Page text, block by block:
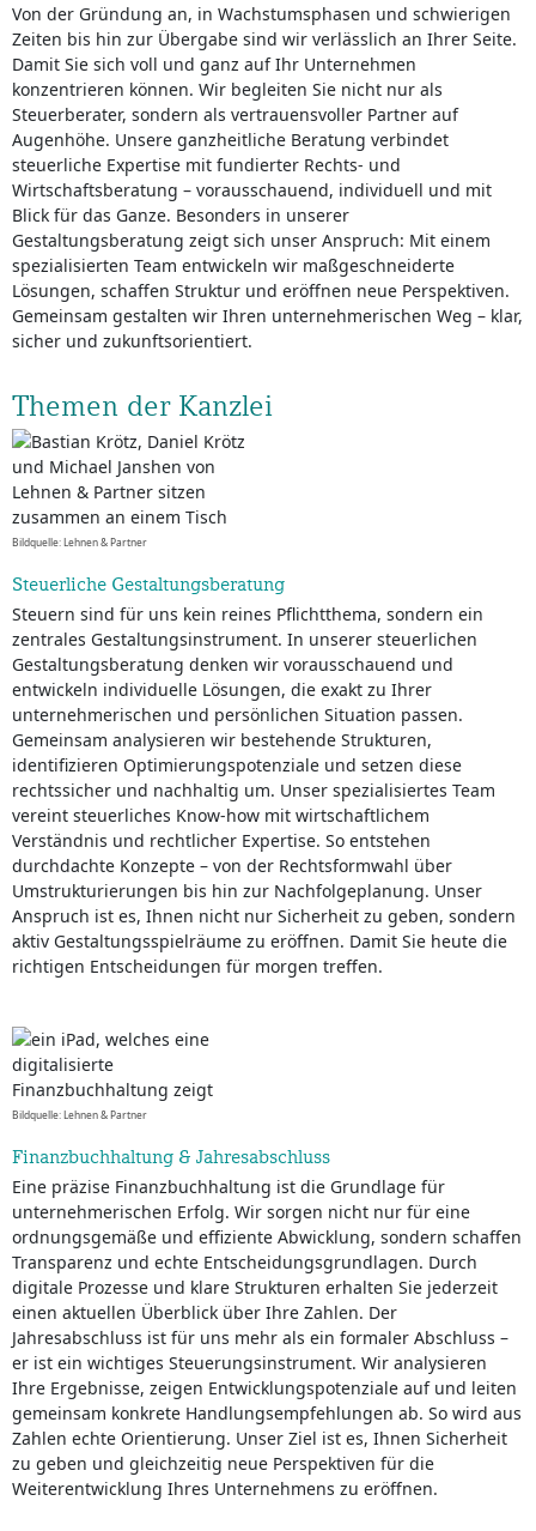
Von der Gründung an, in Wachstumsphasen und schwierigen
Zeiten bis hin zur Übergabe sind wir verlässlich an Ihrer Seite.
Damit Sie sich voll und ganz auf Ihr Unternehmen
konzentrieren können. Wir begleiten Sie nicht nur als
Steuerberater, sondern als vertrauensvoller Partner auf
Augenhöhe. Unsere ganzheitliche Beratung verbindet
steuerliche Expertise mit fundierter Rechts- und
Wirtschaftsberatung – vorausschauend, individuell und mit
Blick für das Ganze. Besonders in unserer
Gestaltungsberatung zeigt sich unser Anspruch: Mit einem
spezialisierten Team entwickeln wir maßgeschneiderte
Lösungen, schaffen Struktur und eröffnen neue Perspektiven.
Gemeinsam gestalten wir Ihren unternehmerischen Weg – klar,
sicher und zukunftsorientiert.
Themen der Kanzlei
Bildquelle: Lehnen & Partner
Steuerliche Gestaltungsberatung
Steuern sind für uns kein reines Pflichtthema, sondern ein
zentrales Gestaltungsinstrument. In unserer steuerlichen
Gestaltungsberatung denken wir vorausschauend und
entwickeln individuelle Lösungen, die exakt zu Ihrer
unternehmerischen und persönlichen Situation passen.
Gemeinsam analysieren wir bestehende Strukturen,
identifizieren Optimierungspotenziale und setzen diese
rechtssicher und nachhaltig um. Unser spezialisiertes Team
vereint steuerliches Know-how mit wirtschaftlichem
Verständnis und rechtlicher Expertise. So entstehen
durchdachte Konzepte – von der Rechtsformwahl über
Umstrukturierungen bis hin zur Nachfolgeplanung. Unser
Anspruch ist es, Ihnen nicht nur Sicherheit zu geben, sondern
aktiv Gestaltungsspielräume zu eröffnen. Damit Sie heute die
richtigen Entscheidungen für morgen treffen.
Bildquelle: Lehnen & Partner
Finanzbuchhaltung & Jahresabschluss
Eine präzise Finanzbuchhaltung ist die Grundlage für
unternehmerischen Erfolg. Wir sorgen nicht nur für eine
ordnungsgemäße und effiziente Abwicklung, sondern schaffen
Transparenz und echte Entscheidungsgrundlagen. Durch
digitale Prozesse und klare Strukturen erhalten Sie jederzeit
einen aktuellen Überblick über Ihre Zahlen. Der
Jahresabschluss ist für uns mehr als ein formaler Abschluss –
er ist ein wichtiges Steuerungsinstrument. Wir analysieren
Ihre Ergebnisse, zeigen Entwicklungspotenziale auf und leiten
gemeinsam konkrete Handlungsempfehlungen ab. So wird aus
Zahlen echte Orientierung. Unser Ziel ist es, Ihnen Sicherheit
zu geben und gleichzeitig neue Perspektiven für die
Weiterentwicklung Ihres Unternehmens zu eröffnen.